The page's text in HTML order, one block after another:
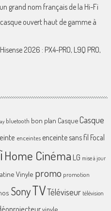
grand nom français de la Hi-Fi
ouvert haut de gamme à
2026 : PX4-PRO, L9Q PRO,
bluetooth bon plan CasqueCasque
enceintes enceinte sans fil Focal
Home Cinéma LG mise à jour
Vinyle promo promotion
SonyTVTéléviseur télévision